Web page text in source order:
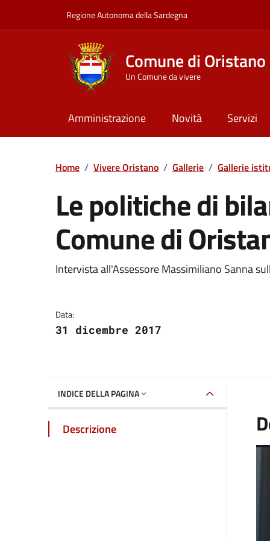
Regione Autonoma della Sardegna
Comune di Oristano
Un Comune da vivere
Amministrazione Novità Servizi
Home / Vivere Oristano / Gallerie / Gallerie
Le politiche di
Comune di
Dettaglio della
Intervista all'Assessore Massimiliano Sanna
Data:
31 dicembre 2017
INDICE DELLA PAGINA
Descrizione